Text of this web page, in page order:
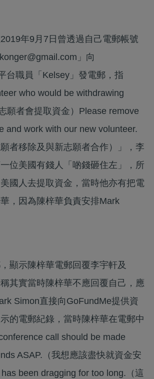
年9月7日曾透過自己電郵帳號
」向
台職員「Kelsey」發電郵，指
who would be withdrawing
願者會提取資金）Please remove
and work with our new volunteer.
願者移除及與新志願者合作）」，李
位美國有錢人「啲錢砸住左」，所
國人去提取資金，當時他亦有把電
，因為陳梓華負責安排Mark
顯示陳梓華電郵回覆李宇軒及
其實當時陳梓華不應回覆自己，應
Simon直接向GoFundMe提供資
的電郵紀錄，當時陳梓華在電郵中
call should be made
ASAP.（我想應該盡快就資金安
been dragging for too long.（這